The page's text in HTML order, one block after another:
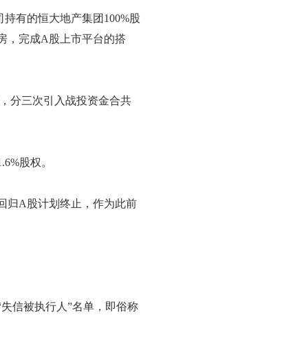
有的恒大地产集团100%股
，完成A股上市平台的搭
分三次引入战投资金合共
股权。
归A股计划终止，作为此前
信被执行人”名单，即俗称